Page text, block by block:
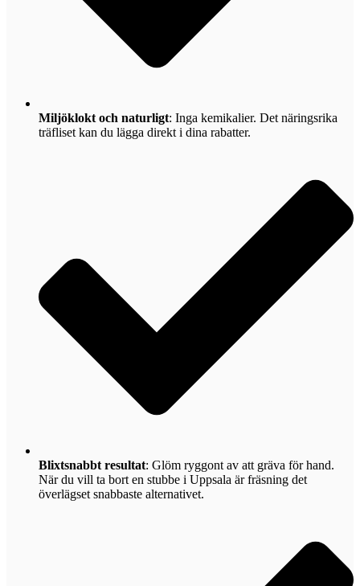
Miljöklokt och naturligt: Inga kemikalier. Det näringsrika
träfliset kan du lägga direkt i dina rabatter.
Blixtsnabbt resultat: Glöm ryggont av att gräva för hand.
När du vill ta bort en stubbe i Uppsala är fräsning det
överlägset snabbaste alternativet.